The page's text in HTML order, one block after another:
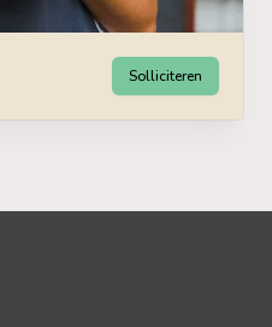
Solliciteren